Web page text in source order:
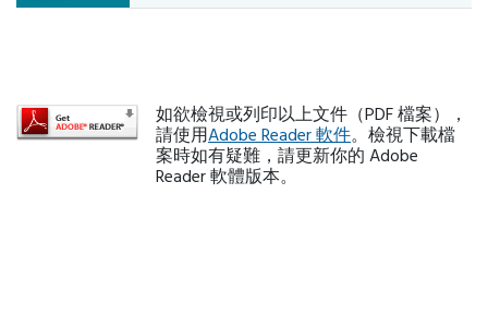
如欲檢視或列印以上文件（PDF 檔案），
請使用Adobe Reader 軟件。檢視下載檔
案時如有疑難，請更新你的 Adobe
Reader 軟體版本。